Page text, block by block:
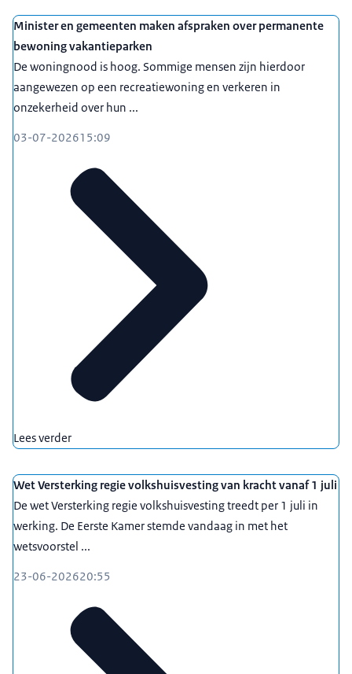
Minister en gemeenten maken afspraken over permanente
bewoning vakantieparken
De woningnood is hoog. Sommige mensen zijn hierdoor
aangewezen op een recreatiewoning en verkeren in
onzekerheid over hun ...
03-07-202615:09
Lees verder
Wet Versterking regie volkshuisvesting van kracht vanaf 1 juli
De wet Versterking regie volkshuisvesting treedt per 1 juli in
werking. De Eerste Kamer stemde vandaag in met het
wetsvoorstel ...
23-06-202620:55